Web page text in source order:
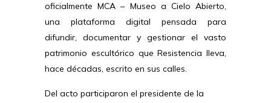
oficialmente MCA – Museo a Cielo Abierto,
una plataforma digital pensada para
difundir, documentar y gestionar el vasto
patrimonio escultórico que Resistencia lleva,
hace décadas, escrito en sus calles.
Del acto participaron el presidente de la